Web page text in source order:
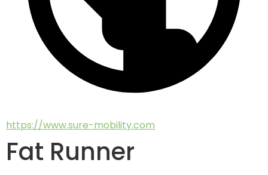
https://www.sure-mobility.com
Fat Runner